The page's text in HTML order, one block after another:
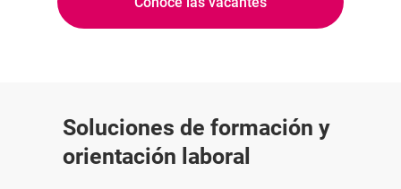
Soluciones de formación y
orientación laboral